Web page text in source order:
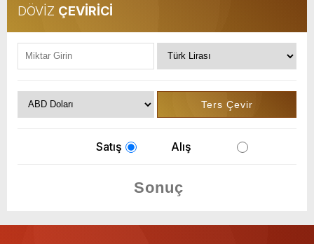
DÖVİZ ÇEVİRİCİ
Satış Alış